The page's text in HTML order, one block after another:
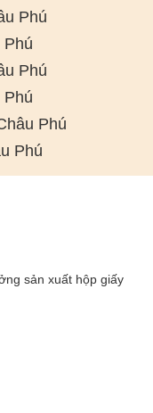
Phú
Phú
Phú
Phú
Phú
Phú
sản xuất hộp giấy